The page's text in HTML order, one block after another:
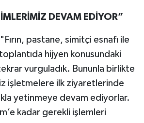
DEVAM EDİYOR”
pastane, simitçi esnafı ile
hijyen konusundaki
vurguladık. Bununla birlikte
işletmelere ilk ziyaretlerinde
yetinmeye devam ediyorlar.
kadar gerekli işlemleri